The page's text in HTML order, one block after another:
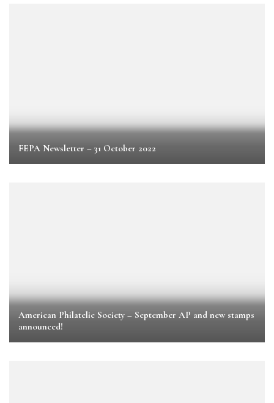
FEPA Newsletter – 31 October 2022
American Philatelic Society – September AP and new stamps
announced!